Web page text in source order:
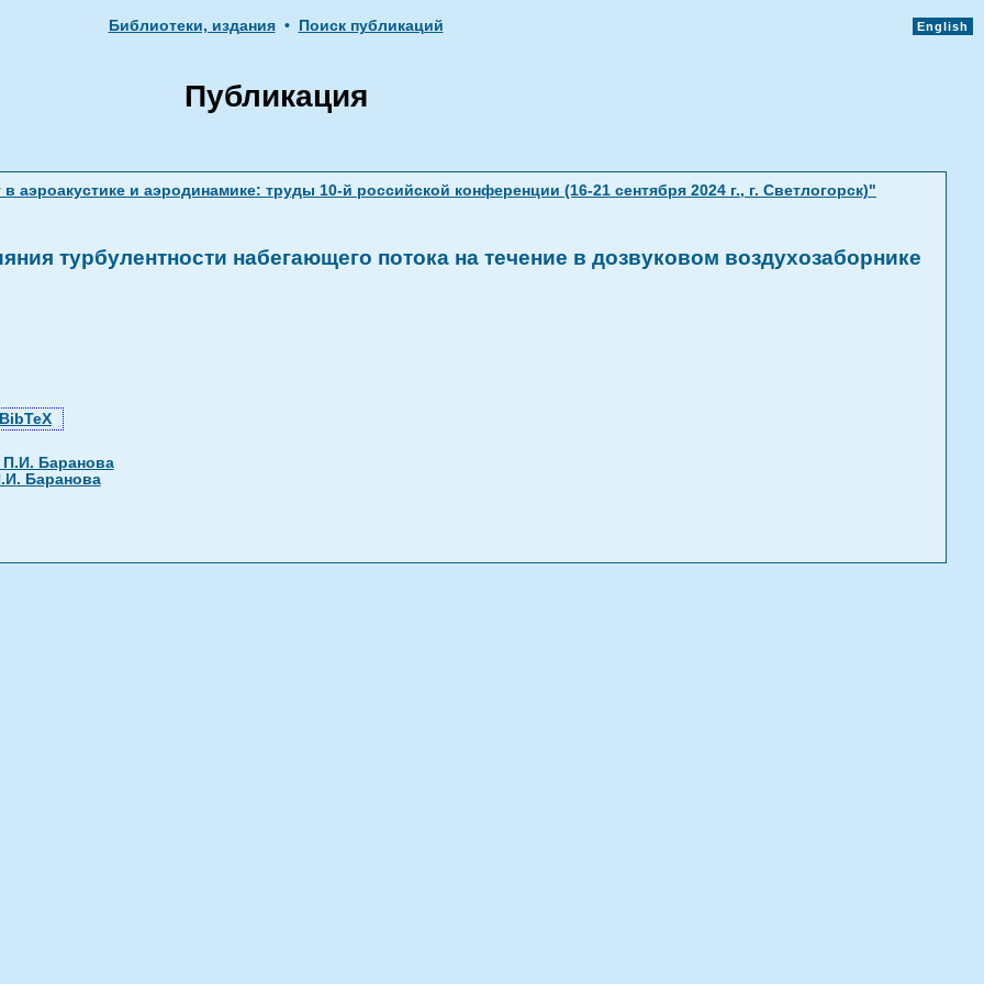
Библиотеки, издания • Поиск публикаций English
Публикация
и аэродинамике: труды 10-й российской конференции (16-21 сентября 2024 г., г. Светлогорск)"
турбулентности набегающего потока на течение в дозвуковом воздухозаборнике
BibTeX
Баранова
Баранова